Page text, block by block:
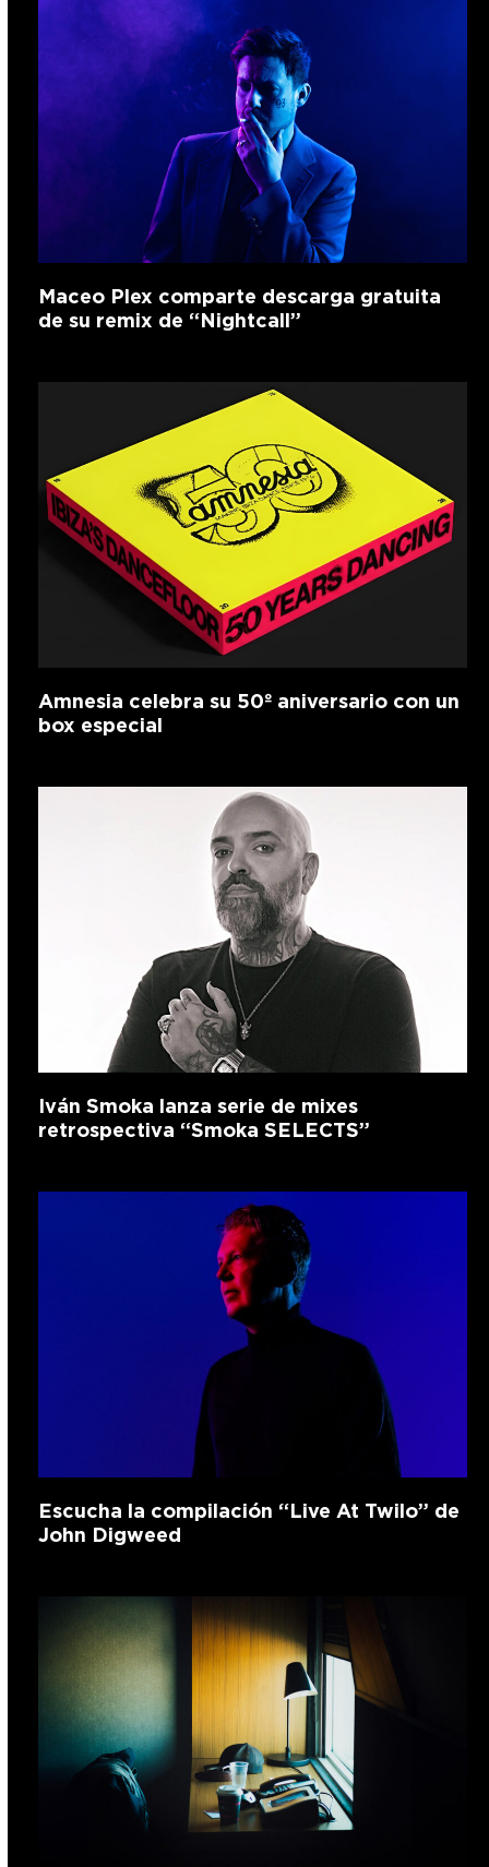
Maceo Plex comparte descarga gratuita
de su remix de “Nightcall”
Amnesia celebra su 50º aniversario con un
box especial
Iván Smoka lanza serie de mixes
retrospectiva “Smoka SELECTS”
Escucha la compilación “Live At Twilo” de
John Digweed